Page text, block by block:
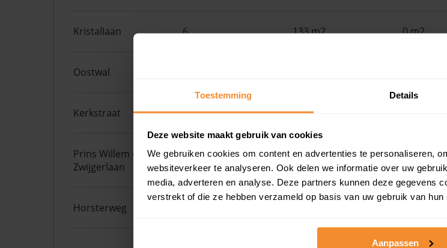
Toestemming Details
Deze website maakt gebruik van cookies
We gebruiken cookies om content en advertenties te personaliseren,
websiteverkeer te analyseren. Ook delen we informatie over uw
media, adverteren en analyse. Deze partners kunnen deze gegevens
verstrekt of die ze hebben verzameld op basis van uw gebruik van hun
Aanpassen
Kristallaan 6 133 m2 0 m2
Oostwal
Kerkstraat 53 66 m2
Prins Willem de
Zwijgerlaan
2 107 m2 330 m2
Horsterweg